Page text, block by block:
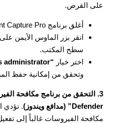
على القرص.
أغلق برنامج Document Capture Pro تماماً.
انقر بزر الماوس الأيمن
سطح المكتب.
اختر خيار “Run as administrator” (التشغيل كمسؤول)
وتحقق من إمكانية حفظ
Defender” (مدافع ويندوز)
. تؤدي
مكافحة الفيروسات غالباً إلى